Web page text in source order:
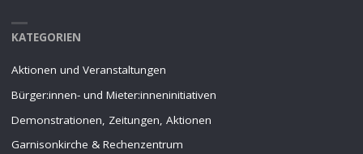
KATEGORIEN
Aktionen und Veranstaltungen
Bürger:innen- und Mieter:inneninitiativen
Demonstrationen, Zeitungen, Aktionen
Garnisonkirche & Rechenzentrum